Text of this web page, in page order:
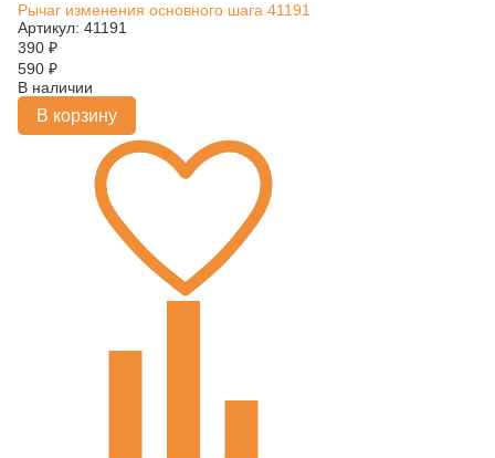
Рычаг изменения основного шага 41191
Артикул: 41191
390 ₽
590 ₽
В наличии
В корзину